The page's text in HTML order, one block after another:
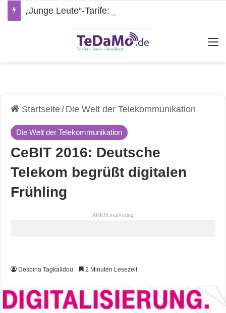
Startseite/ Die Welt der Telekommunikation
Die Welt der Telekommunikation
CeBIT 2016: Deutsche
Telekom begrüßt digitalen
Frühling
ARKM.marketing
Despina Tagkalidou 2 Minuten Lesezeit